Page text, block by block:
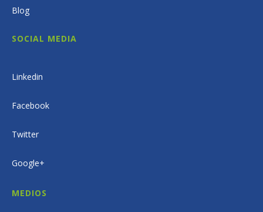
Blog
SOCIAL MEDIA
Linkedin
Facebook
Twitter
Google+
MEDIOS